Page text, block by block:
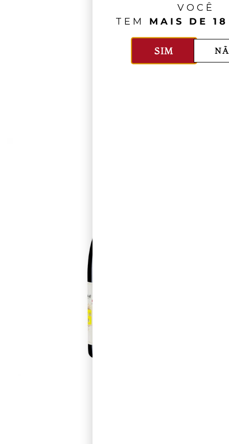
VOCÊ
TEM MAIS DE
SIM